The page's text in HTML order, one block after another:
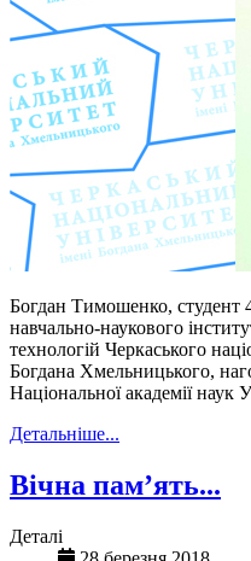
Богдан Тимошенко, студент
навчально-наукового
технологій Черкаського
Богдана Хмельницького,
Національної академії наук
Детальніше...
Вічна пам’ять...
Деталі